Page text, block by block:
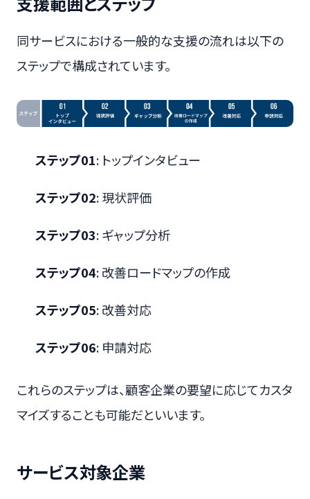
同サービスにおける一般的な支援の流れは以下の
ステップで構成されています。
ステップ01: トップインタビュー
ステップ02: 現状評価
ステップ03: ギャップ分析
ステップ04: 改善ロードマップの作成
ステップ05: 改善対応
ステップ06: 申請対応
これらのステップは、顧客企業の要望に応じてカスタ
マイズすることも可能だといいます。
サービス対象企業